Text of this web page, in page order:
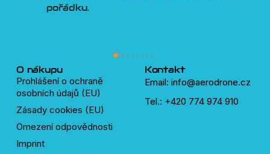
Poradí, pomůže, vyjde vstříc.
lidí, kteří pomůžou s čímkoliv okolo
dronů.
O nákupu
Prohlášení o ochraně
osobních údajů (EU)
Zásady cookies (EU)
Omezení odpovědnosti
Imprint
Kontakt
Email: info@aerodrone.cz
Tel.: +420 774 974 910